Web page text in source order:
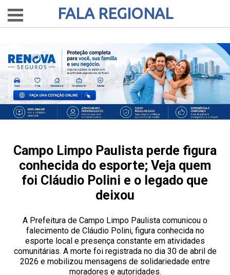
FALA REGIONAL
Campo Limpo Paulista perde figura
conhecida do esporte; Veja quem
foi Cláudio Polini e o legado que
deixou
A Prefeitura de Campo Limpo Paulista comunicou o
falecimento de Cláudio Polini, figura conhecida no
esporte local e presença constante em atividades
comunitárias. A morte foi registrada no dia 30 de abril de
2026 e mobilizou mensagens de solidariedade entre
moradores e autoridades.